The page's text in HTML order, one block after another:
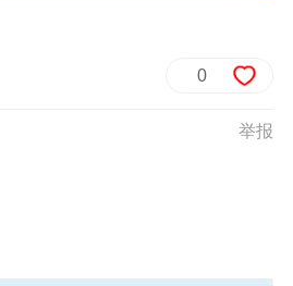
0
举报